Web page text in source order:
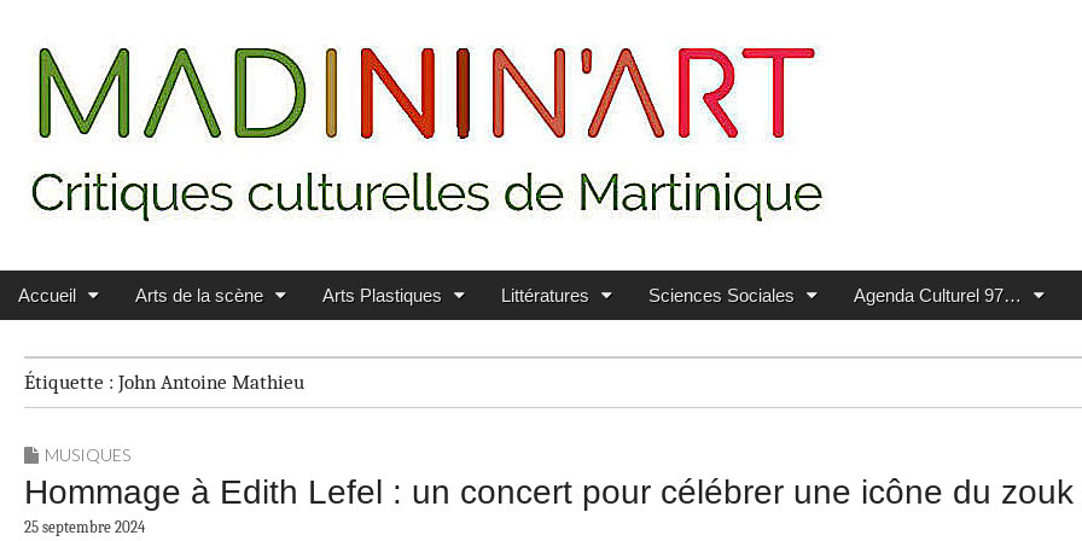
MADININ'ART
Main menu
Skip to content
Accueil Arts de la scène Arts Plastiques Littératures Sciences Sociales Agenda Culturel 97…
Étiquette : John Antoine Mathieu
MUSIQUES
Hommage à Edith Lefel : un concert pour célébrer une icône du zouk
25 septembre 2024